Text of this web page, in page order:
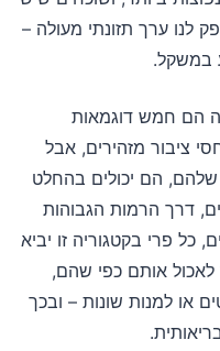
לנו ערך תזונתי מעולה –
במשקל.
הם חמש דוגמאות
ציבור מזהירים, אבל
שלהם, הם יכולים בהחלט
דרך הרמות הגבוהות
כל פרי בקטגוריה זו יביא
אותם כפי שהם,
או למנות שונות – ובכך